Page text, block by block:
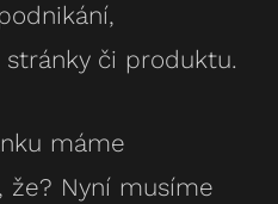
či produktu.
máme
že? Nyní musíme